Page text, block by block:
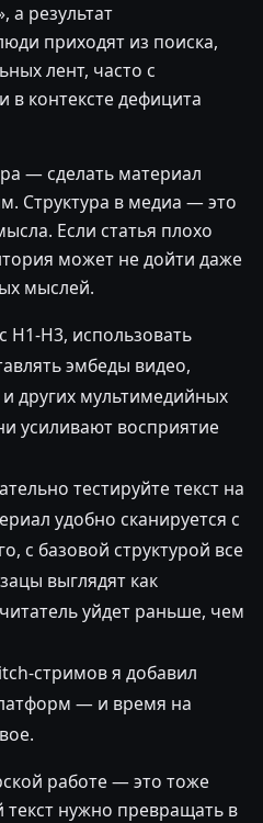
а результат
приходят из поиска,
лент, часто с
в контексте дефицита
— сделать материал
Структура в медиа — это
Если статья плохо
может не дойти даже
мыслей.
H1-H3, использовать
эмбеды видео,
других мультимедийных
усиливают восприятие
тестируйте текст на
удобно сканируется с
с базовой структурой все
выглядят как
уйдет раньше, чем
стримов я добавил
— и время на
работе — это тоже
нужно превращать в